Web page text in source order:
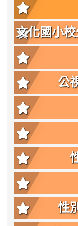
文化國小
公
性